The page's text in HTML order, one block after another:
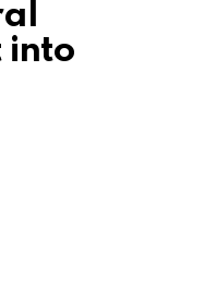
into